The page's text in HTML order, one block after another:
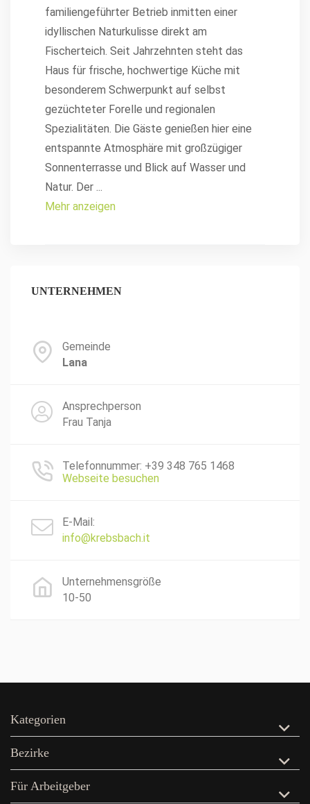
familiengeführter Betrieb inmitten einer
idyllischen Naturkulisse direkt am
Fischerteich. Seit Jahrzehnten steht das
Haus für frische, hochwertige Küche mit
besonderem Schwerpunkt auf selbst
gezüchteter Forelle und regionalen
Spezialitäten. Die Gäste genießen hier eine
entspannte Atmosphäre mit großzügiger
Sonnenterrasse und Blick auf Wasser und
Natur. Der ...
Mehr anzeigen
UNTERNEHMEN
Gemeinde
Lana
Ansprechperson
Frau Tanja
Telefonnummer: +39 348 765 1468
Webseite besuchen
E-Mail:
info@krebsbach.it
Unternehmensgröße
10-50
Kategorien
Bezirke
Für Arbeitgeber